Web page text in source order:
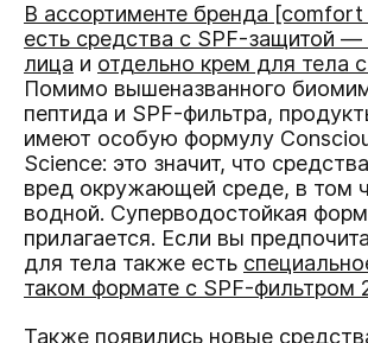
В ассортименте бренда
есть средства с SPF-защитой
лица и отдельно крем для тела
Помимо вышеназванного
пептида и SPF-фильтра,
имеют особую формулу
Science: это значит, что
вред окружающей среде, в том
водной. Суперводостойкая
прилагается. Если вы
для тела также есть
таком формате с SPF-фильтром
Также появились новые